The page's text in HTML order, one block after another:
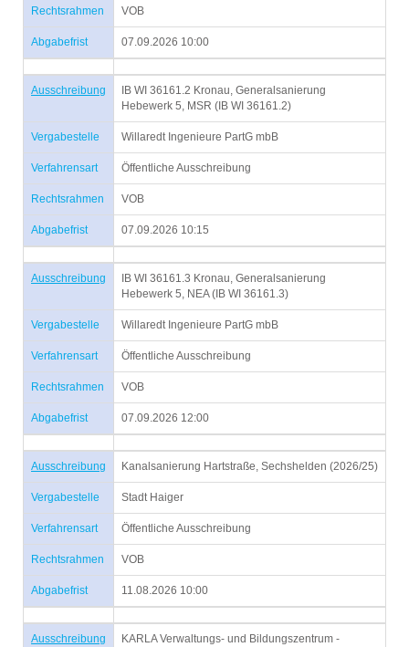
Rechtsrahmen VOB
Abgabefrist 07.09.2026 10:00
Ausschreibung
IB WI 36161.2 Kronau, Generalsanierung
Hebewerk 5, MSR (IB WI 36161.2)
Vergabestelle Willaredt Ingenieure PartG mbB
Verfahrensart Öffentliche Ausschreibung
Rechtsrahmen VOB
Abgabefrist 07.09.2026 10:15
Ausschreibung
IB WI 36161.3 Kronau, Generalsanierung
Hebewerk 5, NEA (IB WI 36161.3)
Vergabestelle Willaredt Ingenieure PartG mbB
Verfahrensart Öffentliche Ausschreibung
Rechtsrahmen VOB
Abgabefrist 07.09.2026 12:00
Ausschreibung Kanalsanierung Hartstraße, Sechshelden (2026/25)
Vergabestelle Stadt Haiger
Verfahrensart Öffentliche Ausschreibung
Rechtsrahmen VOB
Abgabefrist 11.08.2026 10:00
Ausschreibung
KARLA Verwaltungs- und Bildungszentrum -